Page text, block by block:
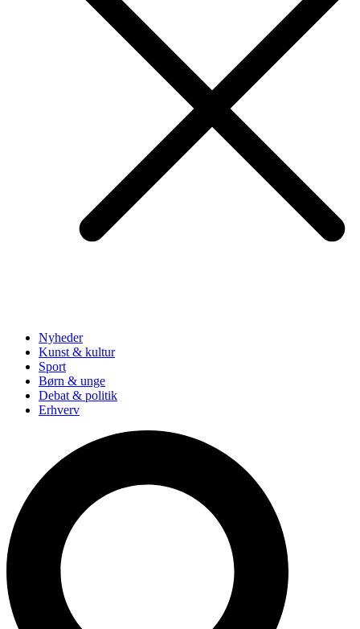
Nyheder
Kunst & kultur
Sport
Børn & unge
Debat & politik
Erhverv